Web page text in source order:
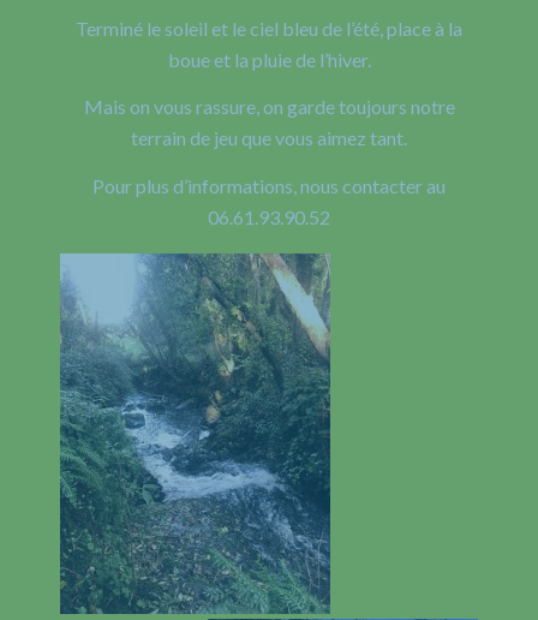
Terminé le soleil et le ciel bleu de l’été, place à la
boue et la pluie de l’hiver.
Mais on vous rassure, on garde toujours notre
terrain de jeu que vous aimez tant.
Pour plus d’informations, nous contacter au
06.61.93.90.52